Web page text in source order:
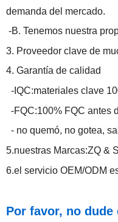
demanda del mercado.
-B. Tenemos nuestra
3. Proveedor clave de
4. Garantía de calidad
-IQC:materiales clave
-FQC:100% FQC antes
- no quemó, no gotea,
5.nuestras Marcas:ZQ &
6.el servicio OEM/ODM
Por favor, no dude